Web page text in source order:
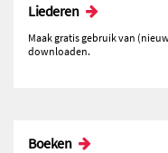
Liederen
Maak gratis gebruik van
downloaden.
Boeken